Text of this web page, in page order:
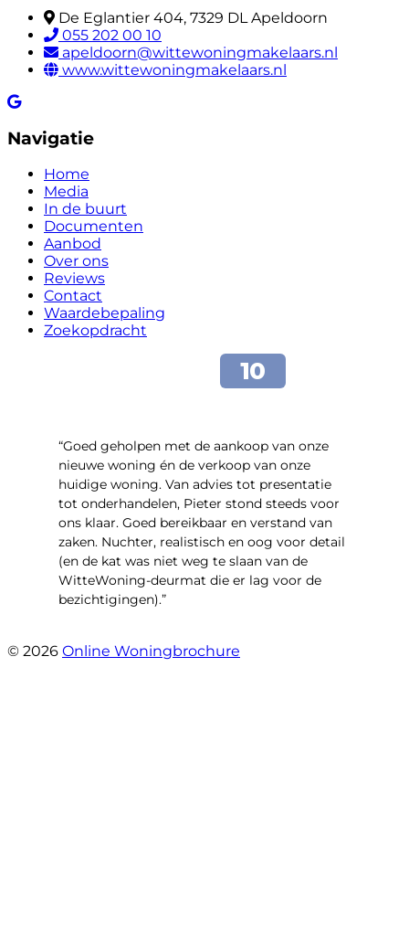
De Eglantier 404, 7329 DL Apeldoorn
055 202 00 10
apeldoorn@wittewoningmakelaars.nl
www.wittewoningmakelaars.nl
Navigatie
Home
Media
In de buurt
Documenten
Aanbod
Over ons
Reviews
Contact
Waardebepaling
Zoekopdracht
“Goed geholpen met de aankoop van onze
nieuwe woning én de verkoop van onze
huidige woning. Van advies tot presentatie
tot onderhandelen, Pieter stond steeds voor
ons klaar. Goed bereikbaar en verstand van
zaken. Nuchter, realistisch en oog voor detail
(en de kat was niet weg te slaan van de
WitteWoning-deurmat die er lag voor de
bezichtigingen).”
© 2026 Online Woningbrochure